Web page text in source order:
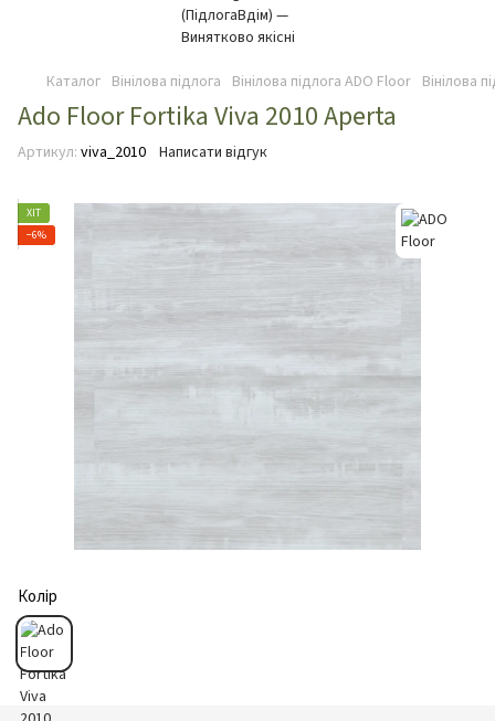
Каталог Вінілова підлога Вінілова підлога ADO Floor Вінілова
Ado Floor Fortika Viva 2010 Aperta
Артикул: viva_2010 Написати відгук
ХІТ
−6%
Колір